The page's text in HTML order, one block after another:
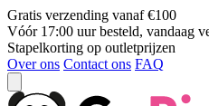
Gratis verzending vanaf €100
Vóór 17:00 uur besteld, vandaag
Stapelkorting op outletprijzen
Over ons Contact ons FAQ